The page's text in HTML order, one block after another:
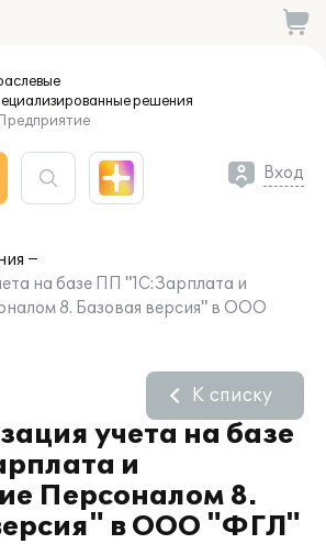
решения
Вход
на базе ПП "1С:Зарплата и
8. Базовая версия" в ООО
учета на базе
и
Персоналом 8.
в ООО "ФГЛ"
К списку